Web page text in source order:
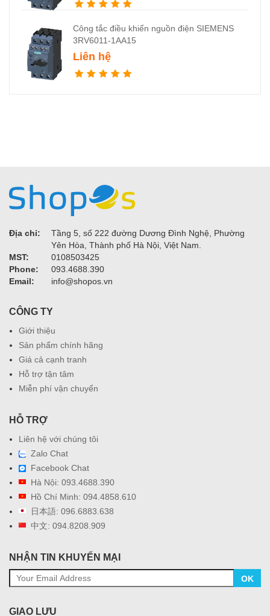
Công tắc điều khiển nguồn điện SIEMENS
3RV6011-1AA15
Liên hệ
Địa chỉ:
Tầng 5, số 222 đường Dương Đình Nghệ, Phường
Yên Hòa, Thành phố Hà Nội, Việt Nam.
MST:
0108503425
Phone:
093.4688.390
Email:
info@shopos.vn
CÔNG TY
Giới thiệu
Sản phẩm chính hãng
Giá cả cạnh tranh
Hỗ trợ tận tâm
Miễn phí vận chuyển
HỖ TRỢ
Liên hệ với chúng tôi
Zalo Chat
Facebook Chat
Hà Nội: 093.4688.390
Hồ Chí Minh: 094.4858.610
日本語: 096.6883.638
中文: 094.8208.909
NHẬN TIN KHUYẾN MẠI
OK
GIAO LƯU